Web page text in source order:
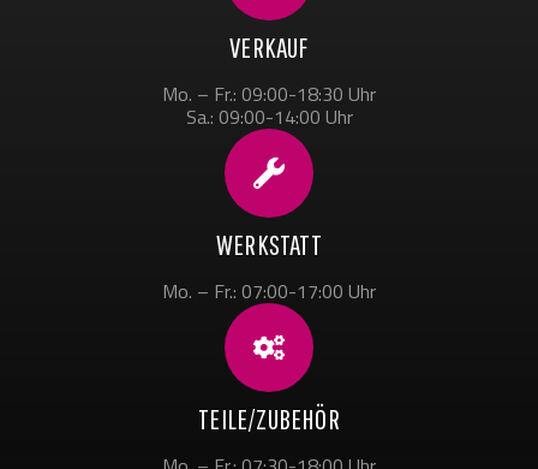
VERKAUF
Mo. – Fr.: 09:00-18:30 Uhr
Sa.: 09:00-14:00 Uhr
WERKSTATT
Mo. – Fr.: 07:00-17:00 Uhr
TEILE/ZUBEHÖR